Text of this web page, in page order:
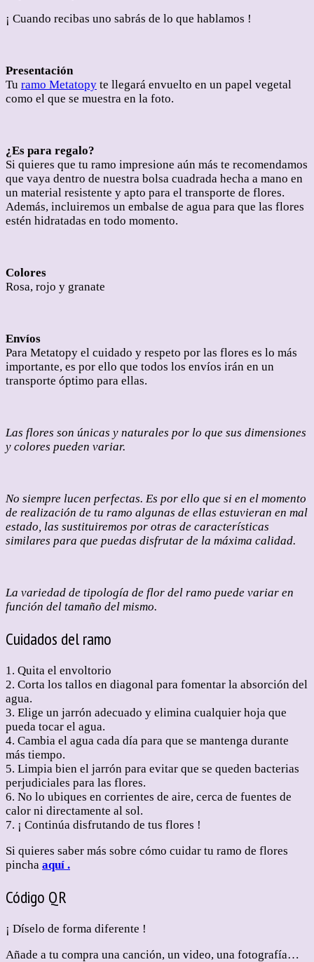
¡ Cuando recibas uno sabrás de lo que hablamos !
Presentación
Tu ramo Metatopy te llegará envuelto en un papel vegetal
como el que se muestra en la foto.
¿Es para regalo?
Si quieres que tu ramo impresione aún más te recomendamos
que vaya dentro de nuestra bolsa cuadrada hecha a mano en
un material resistente y apto para el transporte de flores.
Además, incluiremos un embalse de agua para que las flores
estén hidratadas en todo momento.
Colores
Rosa, rojo y granate
Envíos
Para Metatopy el cuidado y respeto por las flores es lo más
importante, es por ello que todos los envíos irán en un
transporte óptimo para ellas.
Las flores son únicas y naturales por lo que sus dimensiones
y colores pueden variar.
No siempre lucen perfectas. Es por ello que si en el momento
de realización de tu ramo algunas de ellas estuvieran en mal
estado, las sustituiremos por otras de características
similares para que puedas disfrutar de la máxima calidad.
La variedad de tipología de flor del ramo puede variar en
función del tamaño del mismo.
Cuidados del ramo
1. Quita el envoltorio
2. Corta los tallos en diagonal para fomentar la absorción del
agua.
3. Elige un jarrón adecuado y elimina cualquier hoja que
pueda tocar el agua.
4. Cambia el agua cada día para que se mantenga durante
más tiempo.
5. Limpia bien el jarrón para evitar que se queden bacterias
perjudiciales para las flores.
6. No lo ubiques en corrientes de aire, cerca de fuentes de
calor ni directamente al sol.
7. ¡ Continúa disfrutando de tus flores !
Si quieres saber más sobre cómo cuidar tu ramo de flores
pincha aquí .
Código QR
¡ Díselo de forma diferente !
Añade a tu compra una canción, un video, una fotografía…